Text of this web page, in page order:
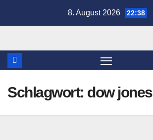
8. August 2026 22:38
Schlagwort: dow jones